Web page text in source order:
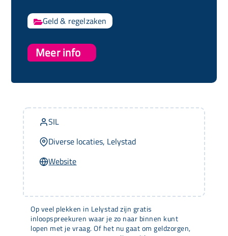
Geld & regelzaken
Meer info
Op veel plekken in Lelystad zijn gratis
inloopspreekuren waar je zo naar binnen kunt
lopen met je vraag. Of het nu gaat om geldzorgen,
SIL
Diverse locaties, Lelystad
Website